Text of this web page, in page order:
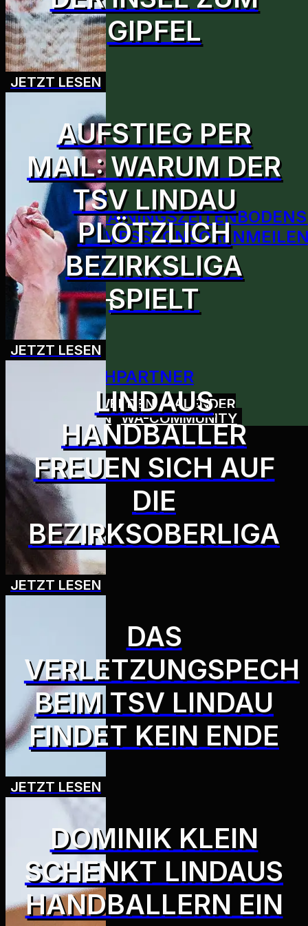
BILDER
VEREIN
ÜBER DEN
VEREINTRAININGSZEITEN
SPORTCAMPS SPONSOREN
KONTAKT
ANSPRECHPARTNER
MITGLIED WERDEN
KALENDER
ABONNIEREN WA-COMMUNITY
GIPFEL
JETZT LESEN
AUFSTIEG PER
MAIL: WARUM DER
TSV LINDAU
PLÖTZLICH
BEZIRKSLIGA
SPIELT
JETZT LESEN
LINDAUS
HANDBALLER
FREUEN SICH AUF
DIE
BEZIRKSOBERLIGA
JETZT LESEN
DAS
VERLETZUNGSPECH
BEIM TSV LINDAU
FINDET KEIN ENDE
JETZT LESEN
DOMINIK KLEIN
SCHENKT LINDAUS
HANDBALLERN EIN